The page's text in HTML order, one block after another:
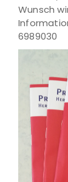
Wunsch
6989030